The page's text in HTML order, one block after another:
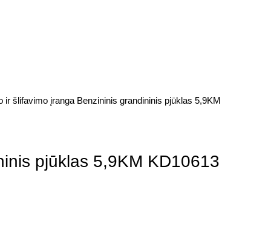
ir šlifavimo įranga Benzininis grandininis pjūklas 5,9KM
pjūklas 5,9KM KD10613